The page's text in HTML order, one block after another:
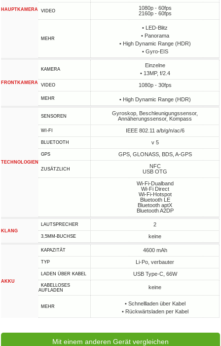
HAUPTKAMERA VIDEO
1080p - 60fps
2160p - 60fps
MEHR
• LED-Blitz
• Panorama
• High Dynamic Range (HDR)
• Gyro-EIS
FRONTKAMERA
KAMERA
Einzelne
• 13MP, f/2.4
VIDEO 1080p - 30fps
MEHR • High Dynamic Range (HDR)
TECHNOLOGIEN
SENSOREN
Gyroskop, Beschleunigungssensor,
Annäherungssensor, Kompass
WI-FI IEEE 802.11 a/b/g/n/ac/6
BLUETOOTH v 5
GPS GPS, GLONASS, BDS, A-GPS
ZUSÄTZLICH
NFC
USB OTG
Wi-Fi-Dualband
Wi-Fi Direct
Wi-Fi-Hotspot
Bluetooth LE
Bluetooth aptX
Bluetooth A2DP
KLANG
LAUTSPRECHER 2
3,5MM-BUCHSE keine
AKKU
KAPAZITÄT 4600 mAh
TYP Li-Po, verbauter
LADEN ÜBER KABEL USB Type-C, 66W
KABELLOSES
AUFLADEN
keine
MEHR
• Schnellladen über Kabel
• Rückwärtsladen per Kabel
Mit einem anderen Gerät vergleichen